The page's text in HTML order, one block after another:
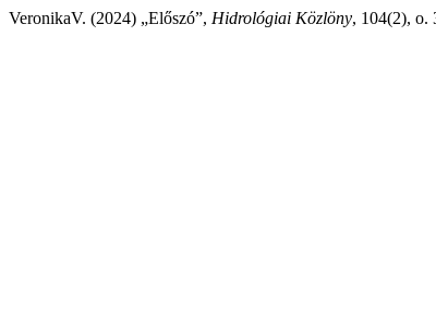
VeronikaV. (2024) „Előszó”, Hidrológiai Közlöny, 104(2), o.